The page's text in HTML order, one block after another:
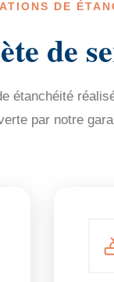
DE
de
étanchéité
par notre